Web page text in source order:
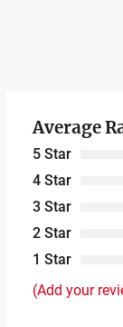
Average
5 Star
4 Star
3 Star
2 Star
1 Star
(Add your